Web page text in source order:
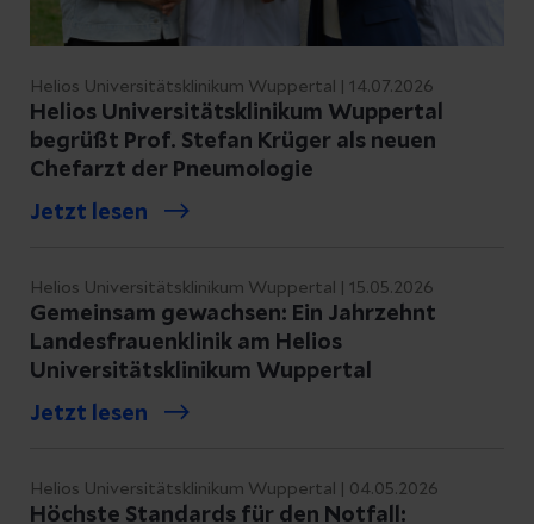
Helios Universitätsklinikum Wuppertal | 14.07.2026
Helios Universitätsklinikum Wuppertal
begrüßt Prof. Stefan Krüger als neuen
Chefarzt der Pneumologie
Jetzt lesen
Helios Universitätsklinikum Wuppertal | 15.05.2026
Gemeinsam gewachsen: Ein Jahrzehnt
Landesfrauenklinik am Helios
Universitätsklinikum Wuppertal
Jetzt lesen
Helios Universitätsklinikum Wuppertal | 04.05.2026
Höchste Standards für den Notfall: